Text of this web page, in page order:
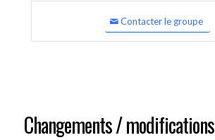
Contacter le groupe
Changements / modifications